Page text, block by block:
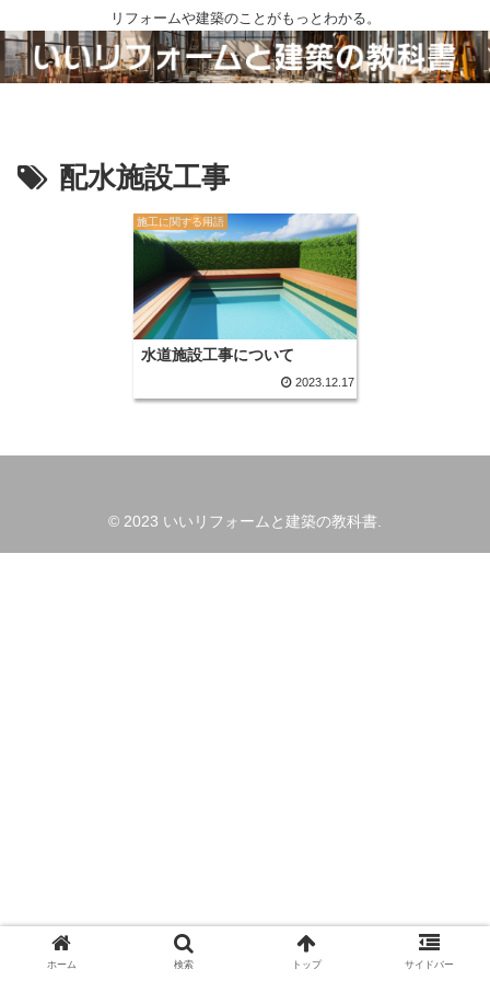
リフォームや建築のことがもっとわかる。
配水施設工事
施工に関する用語
水道施設工事について
2023.12.17
© 2023 いいリフォームと建築の教科書.
ホーム 検索 トップ サイドバー